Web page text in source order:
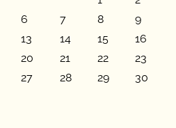
6 7 8
9
13 14 15
16
20 21 22
23
27 28 29
30